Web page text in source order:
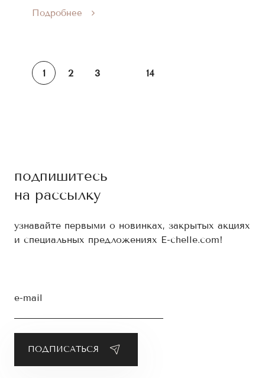
Подробнее
1 2 3 14
подпишитесь
на рассылку
узнавайте первыми о новинках, закрытых акциях
и специальных предложениях E-chelle.com!
e-mail